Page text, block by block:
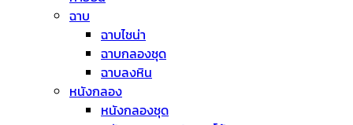
ฉาบ
ฉาบไชน่า
ฉาบกลองชุด
ฉาบลงหิน
หนังกลอง
หนังกลองชุด